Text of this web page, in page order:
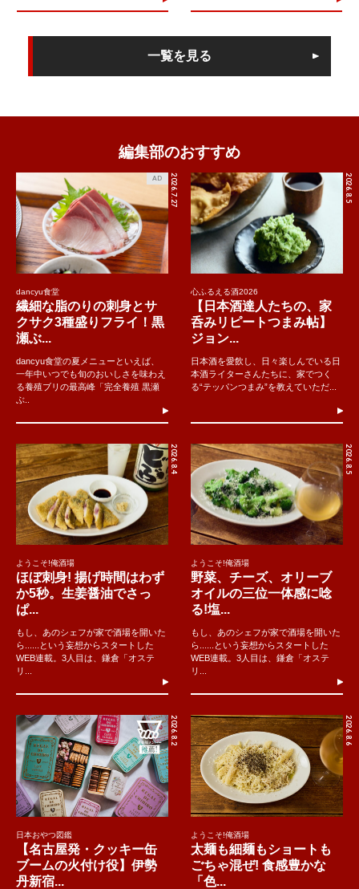
一覧を見る
編集部のおすすめ
2026.7.27
AD
dancyu食堂
繊細な脂のりの刺身とサ
クサク3種盛りフライ！黒
瀬ぶ...
dancyu食堂の夏メニューといえば、
一年中いつでも旬のおいしさを味わえ
る養殖ブリの最高峰「完全養殖 黒瀬
ぶ..
2026.8.5
心ふるえる酒2026
【日本酒達人たちの、家
呑みリピートつまみ帖】
ジョン...
日本酒を愛飲し、日々楽しんでいる日
本酒ライターさんたちに、家でつく
る“テッパンつまみ”を教えていただ...
2026.8.4
ようこそ!俺酒場
ほぼ刺身! 揚げ時間はわず
か5秒。生姜醤油でさっ
ぱ...
もし、あのシェフが家で酒場を開いた
ら......という妄想からスタートした
WEB連載。3人目は、鎌倉「オステ
リ...
2026.8.5
ようこそ!俺酒場
野菜、チーズ、オリーブ
オイルの三位一体感に唸
る!塩...
もし、あのシェフが家で酒場を開いた
ら......という妄想からスタートした
WEB連載。3人目は、鎌倉「オステ
リ...
2026.8.2
日本おやつ図鑑
【名古屋発・クッキー缶
ブームの火付け役】伊勢
丹新宿...
2026.8.6
ようこそ!俺酒場
太麺も細麺もショートも
ごちゃ混ぜ! 食感豊かな
「色...